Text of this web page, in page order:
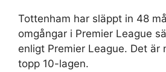
Tottenham har släppt in 48
omgångar i Premier League
enligt Premier League. Det är
topp 10-lagen.